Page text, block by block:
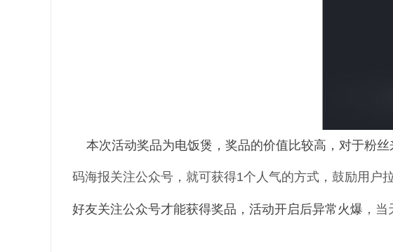
本次活动奖品为电饭煲，奖品的价值比较高，对于粉
码海报关注公众号，就可获得1个人气的方式，鼓励用户
好友关注公众号才能获得奖品，活动开启后异常火爆 ，